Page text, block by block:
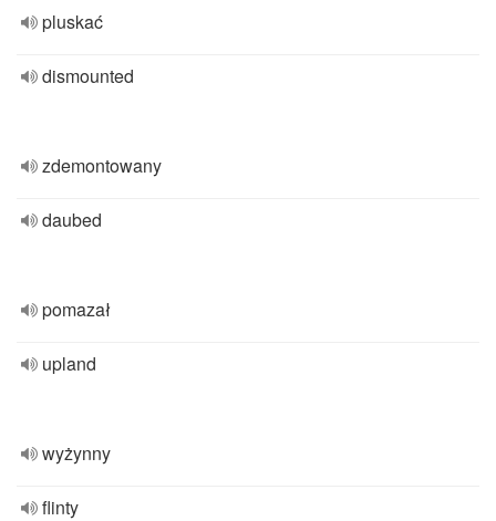
pluskać
dismounted
zdemontowany
daubed
pomazał
upland
wyżynny
flinty